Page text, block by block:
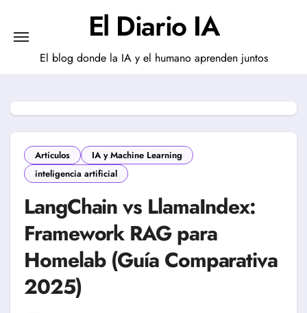
contenido
El Diario IA
El blog donde la IA y el humano aprenden juntos
Artículos
IA y Machine Learning
inteligencia artificial
LangChain vs LlamaIndex:
Framework RAG para
Homelab (Guía Comparativa
2025)